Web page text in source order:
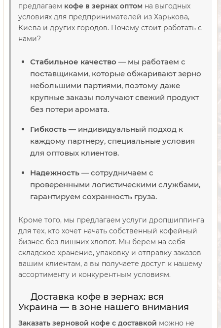
предлагаем кофе в зернах оптом на выгодных
условиях для предпринимателей из Харькова,
Киева и других городов. Почему стоит работать с
нами?
Стабильное качество — мы работаем с
поставщиками, которые обжаривают зерно
небольшими партиями, поэтому даже
крупные заказы получают свежий продукт
без потери аромата.
Гибкость — индивидуальный подход к
каждому партнеру, специальные условия
для оптовых клиентов.
Надежность — сотрудничаем с
проверенными логистическими службами,
гарантируем сохранность груза.
Кроме того, мы предлагаем услуги дропшиппинга
для тех, кто хочет начать собственный кофейный
бизнес без лишних хлопот. Мы берем на себя
складское хранение, упаковку и отправку заказов
вашим клиентам, а вы получаете доступ к нашему
ассортименту и конкурентным условиям.
Доставка кофе в зернах: вся
Украина — в зоне нашего внимания
Заказать зерновой кофе с доставкой можно не